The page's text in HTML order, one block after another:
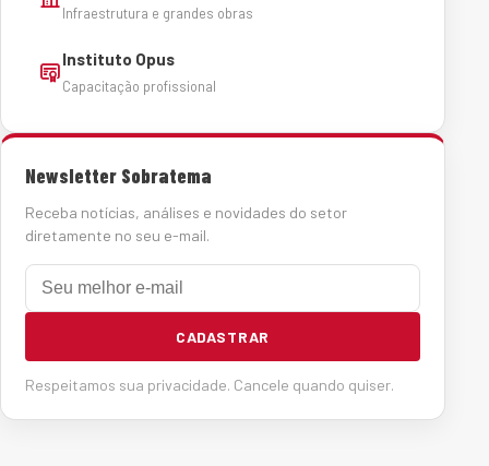
Infraestrutura e grandes obras
Instituto Opus
Capacitação profissional
Newsletter Sobratema
Receba notícias, análises e novidades do setor
diretamente no seu e-mail.
E-mail
CADASTRAR
Respeitamos sua privacidade. Cancele quando quiser.